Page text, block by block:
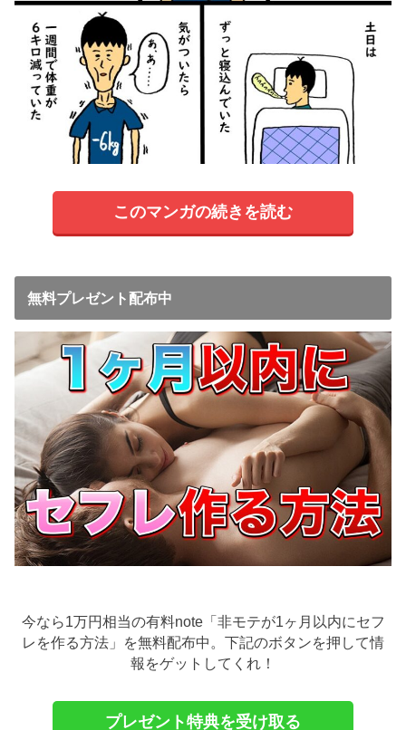
このマンガの続きを読む
無料プレゼント配布中
今なら1万円相当の有料note「非モテが1ヶ月以内にセフ
レを作る方法」を無料配布中。下記のボタンを押して情
報をゲットしてくれ！
プレゼント特典を受け取る